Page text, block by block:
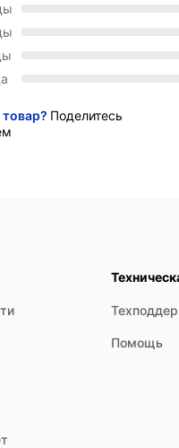
товар? Поделитесь
Помощь